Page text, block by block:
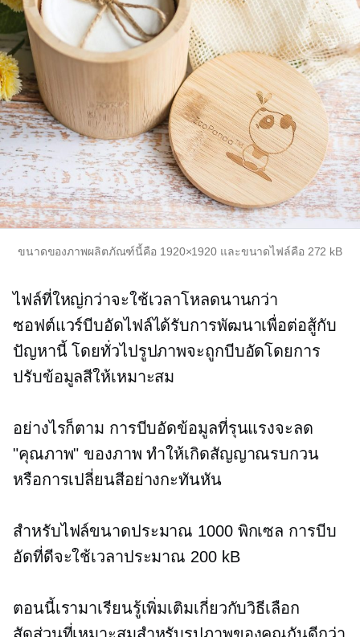
ขนาดของภาพผลิตภัณฑ์นี้คือ 1920×1920 และขนาดไฟล์คือ 272 kB
ไฟล์ที่ใหญ่กว่าจะใช้เวลาโหลดนานกว่า
ซอฟต์แวร์บีบอัดไฟล์ได้รับการพัฒนาเพื่อต่อสู้กับ
ปัญหานี้ โดยทั่วไปรูปภาพจะถูกบีบอัดโดยการ
ปรับข้อมูลสีให้เหมาะสม
อย่างไรก็ตาม การบีบอัดข้อมูลที่รุนแรงจะลด
"คุณภาพ" ของภาพ ทำให้เกิดสัญญาณรบกวน
หรือการเปลี่ยนสีอย่างกะทันหัน
สำหรับไฟล์ขนาดประมาณ 1000 พิกเซล การบีบ
อัดที่ดีจะใช้เวลาประมาณ 200 kB
ตอนนี้เรามาเรียนรู้เพิ่มเติมเกี่ยวกับวิธีเลือก